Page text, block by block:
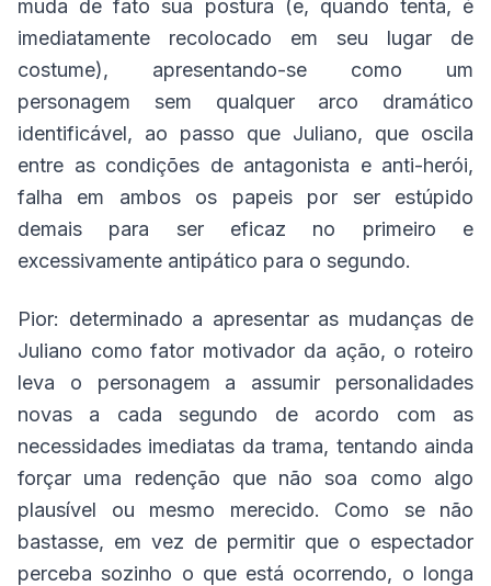
muda de fato sua postura (e, quando tenta, é
imediatamente recolocado em seu lugar de
costume), apresentando-se como um
personagem sem qualquer arco dramático
identificável, ao passo que Juliano, que oscila
entre as condições de antagonista e anti-herói,
falha em ambos os papeis por ser estúpido
demais para ser eficaz no primeiro e
excessivamente antipático para o segundo.
Pior: determinado a apresentar as mudanças de
Juliano como fator motivador da ação, o roteiro
leva o personagem a assumir personalidades
novas a cada segundo de acordo com as
necessidades imediatas da trama, tentando ainda
forçar uma redenção que não soa como algo
plausível ou mesmo merecido. Como se não
bastasse, em vez de permitir que o espectador
perceba sozinho o que está ocorrendo, o longa